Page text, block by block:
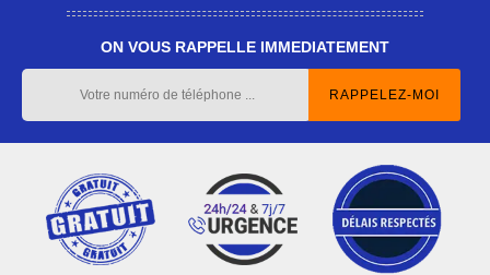
ON VOUS RAPPELLE IMMEDIATEMENT